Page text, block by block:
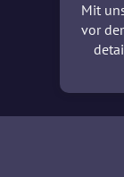
Mit
vor